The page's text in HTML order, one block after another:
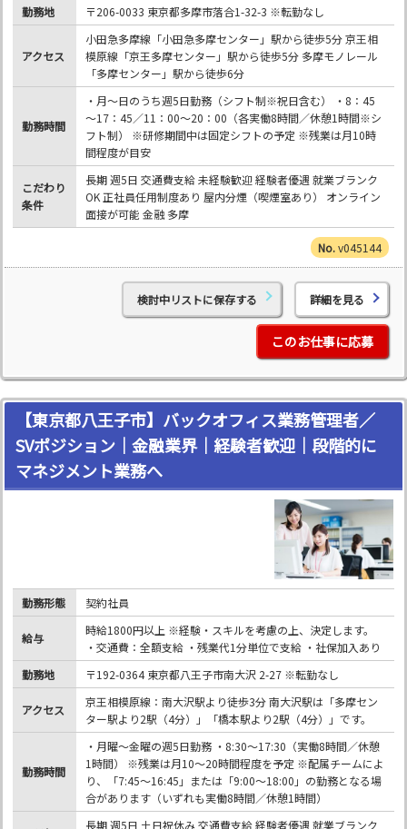
勤務地
〒206-0033 東京都多摩市落合1-32-3 ※転勤なし
アクセス
小田急多摩線「小田急多摩センター」駅から徒歩5分 京王相
模原線「京王多摩センター」駅から徒歩5分 多摩モノレール
「多摩センター」駅から徒歩6分
勤務時間
・月～日のうち週5日勤務（シフト制※祝日含む） ・8：45
～17：45／11：00～20：00（各実働8時間／休憩1時間※シ
フト制） ※研修期間中は固定シフトの予定 ※残業は月10時
間程度が目安
こだわり
条件
長期 週5日 交通費支給 未経験歓迎 経験者優遇 就業ブランク
OK 正社員任用制度あり 屋内分煙（喫煙室あり） オンライン
面接が可能 金融 多摩
v045144
検討中リストに保存する 詳細を見る
このお仕事に応募
【東京都八王子市】バックオフィス業務管理者／
SVポジション｜金融業界｜経験者歓迎｜段階的に
マネジメント業務へ
勤務形態 契約社員
給与
時給1800円以上 ※経験・スキルを考慮の上、決定します。
・交通費：全額支給 ・残業代1分単位で支給 ・社保加入あり
勤務地
〒192-0364 東京都八王子市南大沢 2-27 ※転勤なし
アクセス
京王相模原線：南大沢駅より徒歩3分 南大沢駅は「多摩セン
ター駅より2駅（4分）」「橋本駅より2駅（4分）」です。
勤務時間
・月曜～金曜の週5日勤務 ・8:30～17:30（実働8時間／休憩
1時間） ※残業は月10～20時間程度を予定 ※配属チームによ
り、「7:45～16:45」または「9:00～18:00」の勤務となる場
合があります（いずれも実働8時間／休憩1時間）
長期 週5日 土日祝休み 交通費支給 経験者優遇 就業ブランク